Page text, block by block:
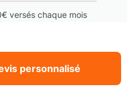
versés chaque mois
personnalisé